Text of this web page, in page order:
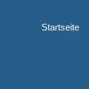
Startseite